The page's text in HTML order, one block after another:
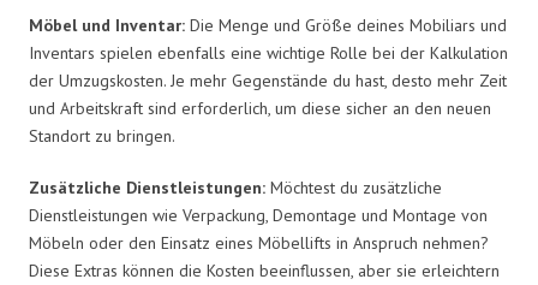
Möbel und Inventar: Die Menge und Größe deines Mobiliars und
Inventars spielen ebenfalls eine wichtige Rolle bei der Kalkulation
der Umzugskosten. Je mehr Gegenstände du hast, desto mehr Zeit
und Arbeitskraft sind erforderlich, um diese sicher an den neuen
Standort zu bringen.
Zusätzliche Dienstleistungen: Möchtest du zusätzliche
Dienstleistungen wie Verpackung, Demontage und Montage von
Möbeln oder den Einsatz eines Möbellifts in Anspruch nehmen?
Diese Extras können die Kosten beeinflussen, aber sie erleichtern